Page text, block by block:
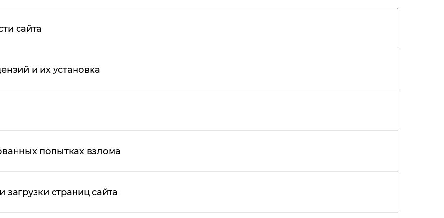
сайта
и их установка
попытках взлома
страниц сайта